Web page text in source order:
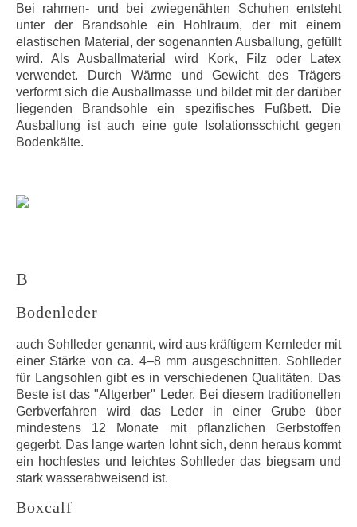
Bei rahmen- und bei zwiegenähten Schuhen entsteht
unter der Brandsohle ein Hohlraum, der mit einem
elastischen Material, der sogenannten Ausballung, gefüllt
wird. Als Ausballmaterial wird Kork, Filz oder Latex
verwendet. Durch Wärme und Gewicht des Trägers
verformt sich die Ausballmasse und bildet mit der darüber
liegenden Brandsohle ein spezifisches Fußbett. Die
Ausballung ist auch eine gute Isolationsschicht gegen
Bodenkälte.
B
Bodenleder
auch Sohlleder genannt, wird aus kräftigem Kernleder mit
einer Stärke von ca. 4–8 mm ausgeschnitten. Sohlleder
für Langsohlen gibt es in verschiedenen Qualitäten. Das
Beste ist das "Altgerber" Leder. Bei diesem traditionellen
Gerbverfahren wird das Leder in einer Grube über
mindestens 12 Monate mit pflanzlichen Gerbstoffen
gegerbt. Das lange warten lohnt sich, denn heraus kommt
ein hochfestes und leichtes Sohlleder das biegsam und
stark wasserabweisend ist.
Boxcalf